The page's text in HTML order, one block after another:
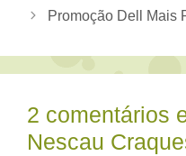
Promoção Dell Mais
2 comentários
Nescau